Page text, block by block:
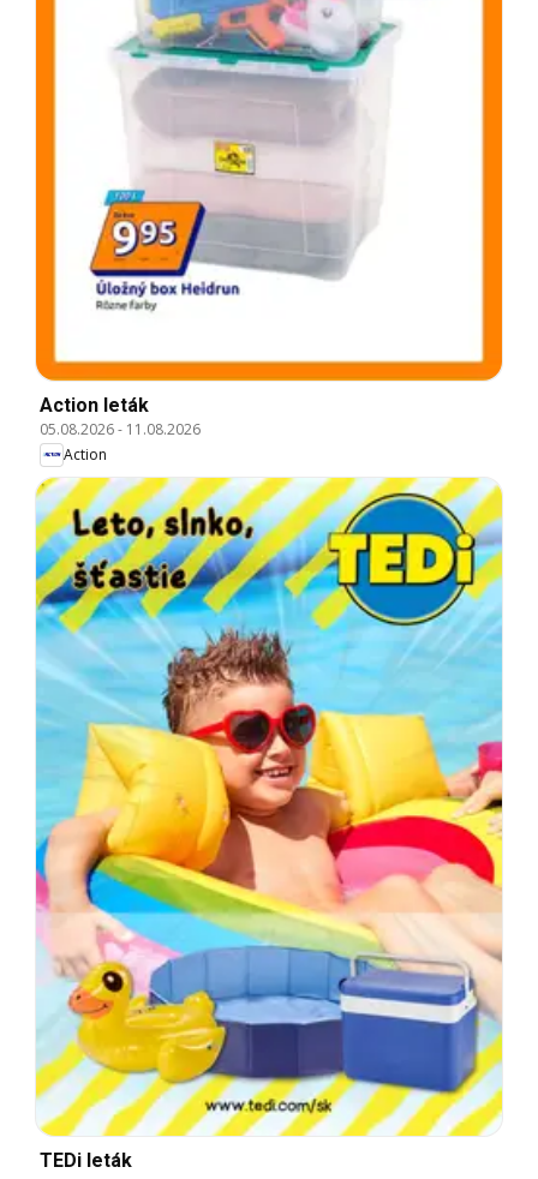
Action leták
05.08.2026- 11.08.2026
Action
TEDi leták